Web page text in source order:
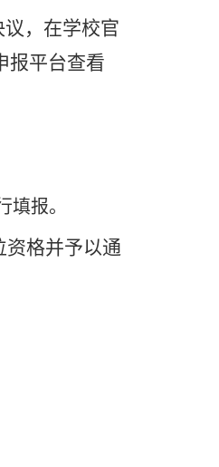
，在学校官
报平台查看
填报。
资格并予以通